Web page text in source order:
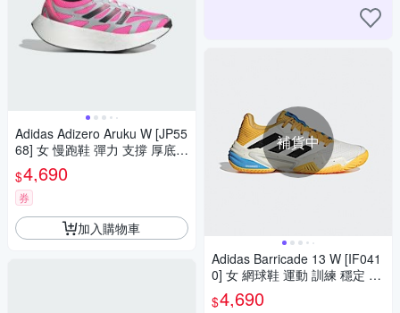
Adidas Adizero Aruku W [JP55
68] 女 慢跑鞋 彈力 支撐 厚底
緩震 粉紅 銀
$4,690
券
加入購物車
補貨中
Adidas Barricade 13 W [IF041
0] 女 網球鞋 運動 訓練 穩定 抗
扭 白黃藍
$4,690